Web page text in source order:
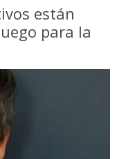
están
para la